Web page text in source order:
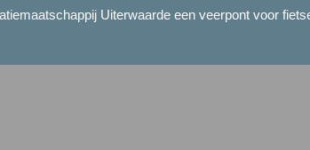
Uiterwaarde een veerpont voor